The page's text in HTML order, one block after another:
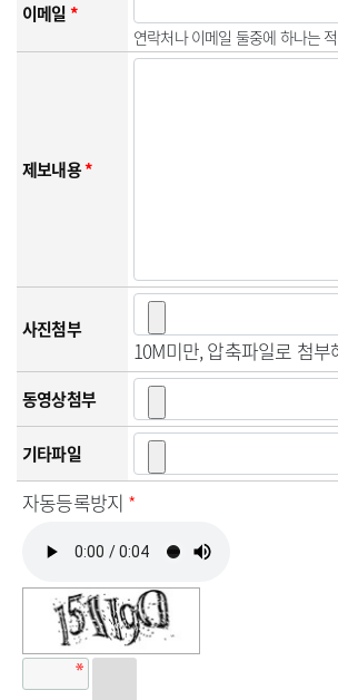
이메일*
연락처나 이메일 둘중에 하나는
제보내용*
사진첨부
10M미만, 압축파일로 첨부
동영상첨부
기타파일
자동등록방지 *